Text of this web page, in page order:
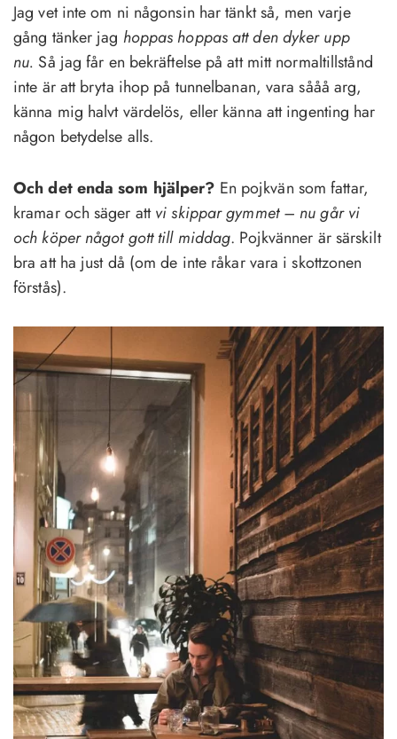
Jag vet inte om ni någonsin har tänkt så, men varje
gång tänker jag hoppas hoppas att den dyker upp
nu. Så jag får en bekräftelse på att mitt normaltillstånd
inte är att bryta ihop på tunnelbanan, vara sååå arg,
känna mig halvt värdelös, eller känna att ingenting har
någon betydelse alls.
Och det enda som hjälper? En pojkvän som fattar,
kramar och säger attvi skippar gymmet –nu går vi
och köper något gott till middag. Pojkvänner är särskilt
bra att ha just då (om de inte råkar vara i skottzonen
förstås).